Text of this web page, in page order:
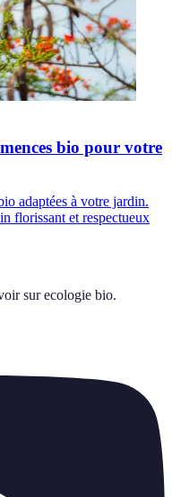
bio pour votre
adaptées à votre jardin.
florissant et respectueux
sur ecologie bio.